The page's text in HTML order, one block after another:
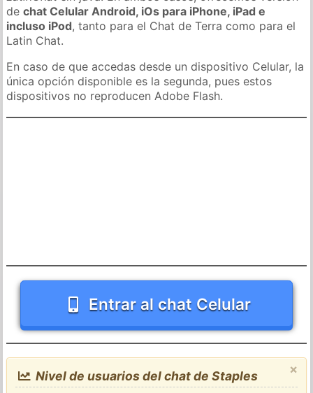
dechat Celular Android, iOs para iPhone, iPad e
incluso iPod, tanto para el Chat de Terra como para el
Latin Chat.
En caso de que accedas desde un dispositivo Celular, la
única opción disponible es la segunda, pues estos
dispositivos no reproducen Adobe Flash.
Entrar al chat Celular
×
Nivel de usuarios del chat de Staples